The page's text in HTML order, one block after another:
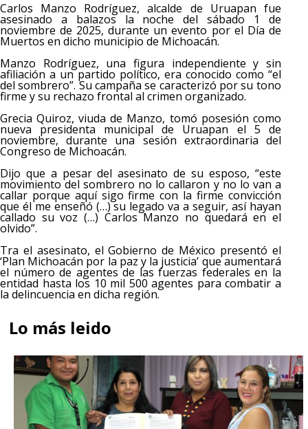
Carlos Manzo Rodríguez, alcalde de Uruapan fue
asesinado a balazos la noche del sábado 1 de
noviembre de 2025, durante un evento por el Día de
Muertos en dicho municipio de Michoacán.
Manzo Rodríguez, una figura independiente y sin
afiliación a un partido político, era conocido como “el
del sombrero”. Su campaña se caracterizó por su tono
firme y su rechazo frontal al crimen organizado.
Grecia Quiroz, viuda de Manzo, tomó posesión como
nueva presidenta municipal de Uruapan el 5 de
noviembre, durante una sesión extraordinaria del
Congreso de Michoacán.
Dijo que a pesar del asesinato de su esposo, “este
movimiento del sombrero no lo callaron y no lo van a
callar porque aquí sigo firme con la firme convicción
que él me enseñó (…) su legado va a seguir, así hayan
callado su voz (…) Carlos Manzo no quedará en el
olvido”.
Tra el asesinato, el Gobierno de México presentó el
‘Plan Michoacán por la paz y la justicia’ que aumentará
el número de agentes de las fuerzas federales en la
entidad hasta los 10 mil 500 agentes para combatir a
la delincuencia en dicha región.
Lo más leido